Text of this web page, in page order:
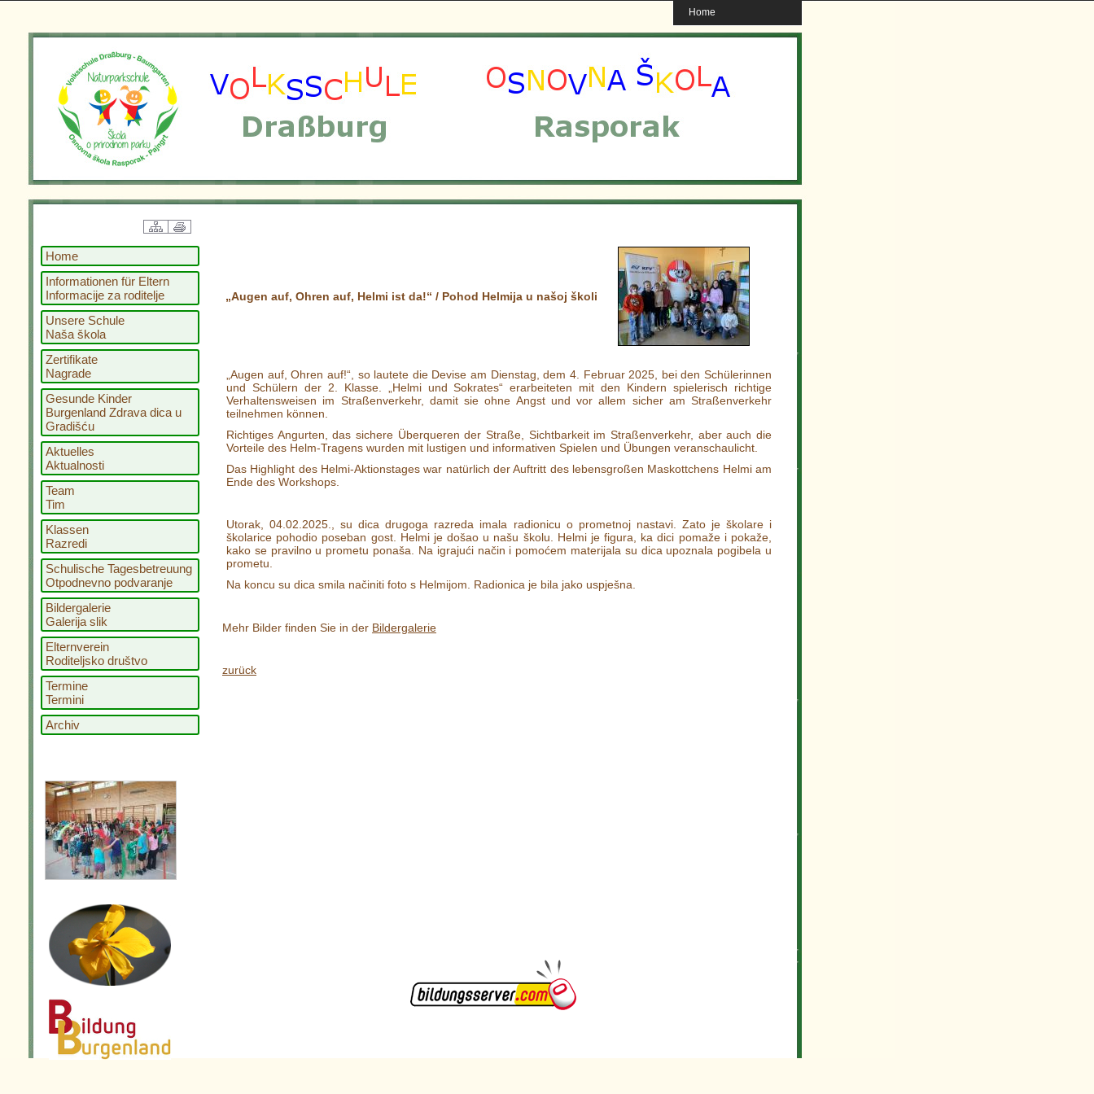
Home
Home
Informationen für Eltern
Informacije za roditelje
Unsere Schule
Naša škola
Zertifikate
Nagrade
Gesunde Kinder
Burgenland Zdrava dica u
Gradišću
Aktuelles
Aktualnosti
Team
Tim
Klassen
Razredi
Schulische Tagesbetreuung
Otpodnevno podvaranje
Bildergalerie
Galerija slik
Elternverein
Roditeljsko društvo
Termine
Termini
Archiv
„Augen auf, Ohren auf, Helmi ist da!“ / Pohod Helmija u našoj školi
„Augen auf, Ohren auf!“, so lautete die Devise am Dienstag, dem 4. Februar 2025, bei den Schülerinnen
und Schülern der 2. Klasse. „Helmi und Sokrates“ erarbeiteten mit den Kindern spielerisch richtige
Verhaltensweisen im Straßenverkehr, damit sie ohne Angst und vor allem sicher am Straßenverkehr
teilnehmen können.
Richtiges Angurten, das sichere Überqueren der Straße, Sichtbarkeit im Straßenverkehr, aber auch die
Vorteile des Helm-Tragens wurden mit lustigen und informativen Spielen und Übungen veranschaulicht.
Das Highlight des Helmi-Aktionstages war natürlich der Auftritt des lebensgroßen Maskottchens Helmi am
Ende des Workshops.
Utorak, 04.02.2025., su dica drugoga razreda imala radionicu o prometnoj nastavi. Zato je školare i
školarice pohodio poseban gost. Helmi je došao u našu školu. Helmi je figura, ka dici pomaže i pokaže,
kako se pravilno u prometu ponaša. Na igrajući način i pomoćem materijala su dica upoznala pogibela u
prometu.
Na koncu su dica smila načiniti foto s Helmijom. Radionica je bila jako uspješna.
Mehr Bilder finden Sie in der Bildergalerie
zurück